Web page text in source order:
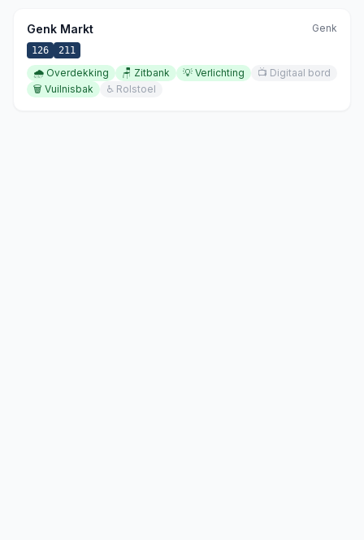
Genk Markt Genk
126 211
🌧️ Overdekking 🪑 Zitbank 💡 Verlichting 📺 Digitaal bord
🗑️ Vuilnisbak ♿ Rolstoel